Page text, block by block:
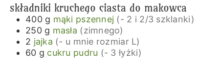
składniki kruchego ciasta do makowca
400 g mąki pszennej (- 2 i 2/3 szklanki)
250 g masła (zimnego)
2 jajka (- u mnie rozmiar L)
60 g cukru pudru (- 3 łyżki)